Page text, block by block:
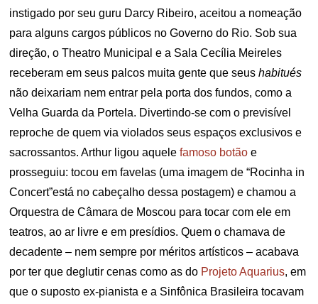
instigado por seu guru Darcy Ribeiro, aceitou a nomeação
para alguns cargos públicos no Governo do Rio. Sob sua
direção, o Theatro Municipal e a Sala Cecília Meireles
receberam em seus palcos muita gente que seushabitués
não deixariam nem entrar pela porta dos fundos, como a
Velha Guarda da Portela. Divertindo-se com o previsível
reproche de quem via violados seus espaços exclusivos e
sacrossantos. Arthur ligou aquelefamoso botão e
prosseguiu: tocou em favelas (uma imagem de “Rocinha in
Concert”está no cabeçalho dessa postagem) e chamou a
Orquestra de Câmara de Moscou para tocar com ele em
teatros, ao ar livre e em presídios. Quem o chamava de
decadente – nem sempre por méritos artísticos – acabava
por ter que deglutir cenas como as do Projeto Aquarius, em
que o suposto ex-pianista e a Sinfônica Brasileira tocavam